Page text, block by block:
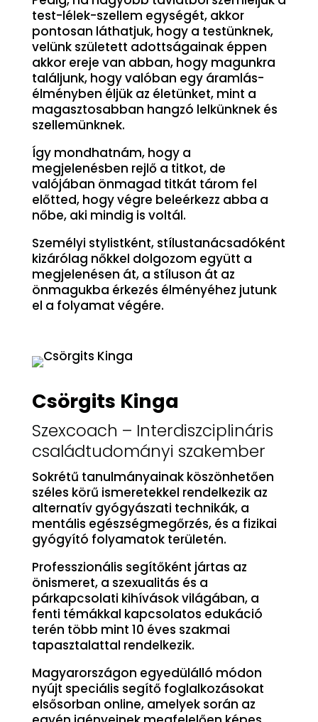
test-lélek-szellem egységét, akkor
pontosan láthatjuk, hogy a testünknek,
velünk született adottságainak éppen
akkor ereje van abban, hogy magunkra
találjunk, hogy valóban egy áramlás-
élményben éljük az életünket, mint a
magasztosabban hangzó lelkünknek és
szellemünknek.
Így mondhatnám, hogy a
megjelenésben rejlő a titkot, de
valójában önmagad titkát tárom fel
előtted, hogy végre beleérkezz abba a
nőbe, aki mindig is voltál.
Személyi stylistként, stílustanácsadóként
kizárólag nőkkel dolgozom együtt a
megjelenésen át, a stíluson át az
önmagukba érkezés élményéhez jutunk
el a folyamat végére.
Csörgits Kinga
Szexcoach – Interdiszciplináris
családtudományi szakember
Sokrétű tanulmányainak köszönhetően
széles körű ismeretekkel rendelkezik az
alternatív gyógyászati technikák, a
mentális egészségmegőrzés, és a fizikai
gyógyító folyamatok területén.
Professzionális segítőként jártas az
önismeret, a szexualitás és a
párkapcsolati kihívások világában, a
fenti témákkal kapcsolatos edukáció
terén több mint 10 éves szakmai
tapasztalattal rendelkezik.
Magyarországon egyedülálló módon
nyújt speciális segítő foglalkozásokat
elsősorban online, amelyek során az